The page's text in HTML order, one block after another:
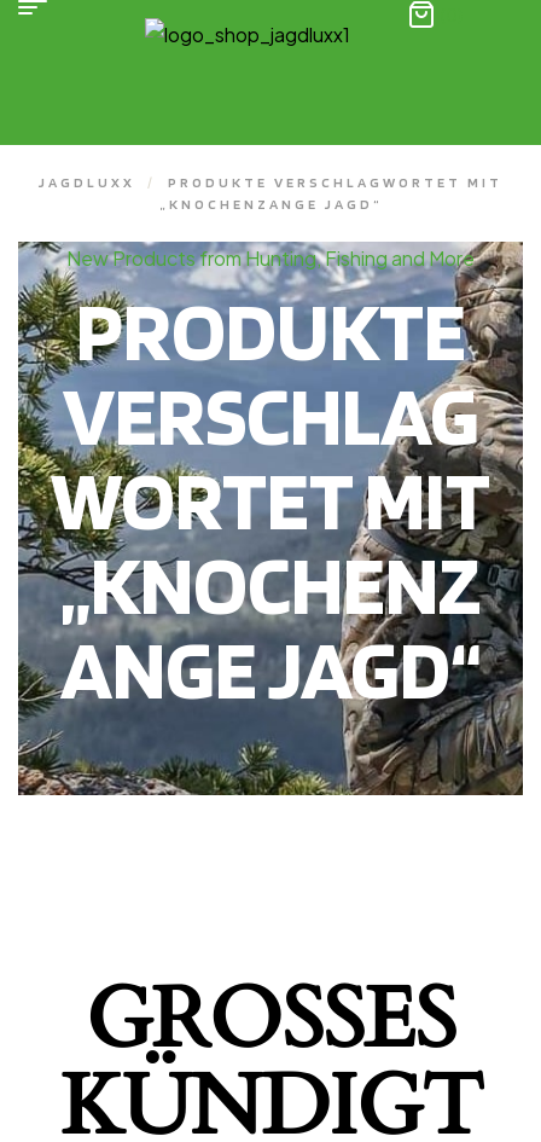
JAGDLUXX /
PRODUKTE VERSCHLAGWORTET MIT
„KNOCHENZANGE JAGD“
New Products from Hunting, Fishing and More
PRODUKTE
VERSCHLAG
WORTET MIT
„KNOCHENZ
ANGE JAGD“
GROSSES K
ÜNDIGT S